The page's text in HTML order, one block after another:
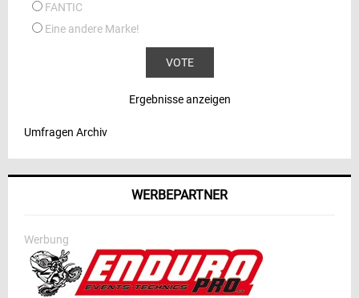
FANTIC
Eine andere Marke!
Ergebnisse anzeigen
Umfragen Archiv
WERBEPARTNER
Werbung